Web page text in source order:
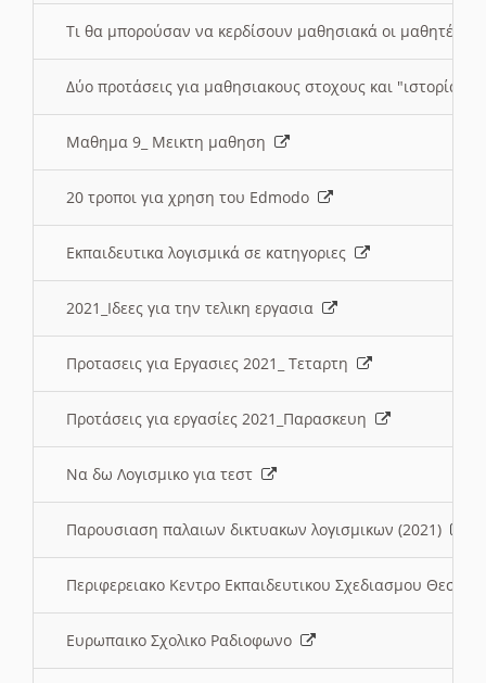
Τι θα μπορούσαν να κερδίσουν μαθησιακά οι μαθητές/
Δύο προτάσεις για μαθησιακους στοχους και "ιστορία"
Μαθημα 9_ Μεικτη μαθηση
20 τροποι για χρηση του Edmodo
Εκπαιδευτικα λογισμικά σε κατηγοριες
2021_Ιδεες για την τελικη εργασια
Προτασεις για Εργασιες 2021_ Τεταρτη
Προτάσεις για εργασίες 2021_Παρασκευη
Να δω Λογισμικο για τεστ
Παρουσιαση παλαιων δικτυακων λογισμικων (2021)
Περιφερειακο Κεντρο Εκπαιδευτικου Σχεδιασμου
Ευρωπαικο Σχολικο Ραδιοφωνο